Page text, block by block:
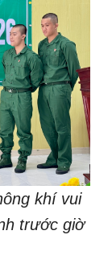
khí vui
trước giờ